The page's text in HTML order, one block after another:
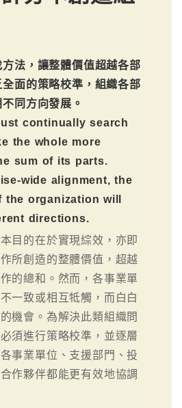
法，讓整體價值超越各部
面的策略校準，組織各部
同方向發展。
continually search
the whole more
sum of its parts.
wide alignment, the
organization will
directions.
目的在於實現綜效，亦即
所創造的整體價值，超越
的總和。然而，各事業單
一致或相互牴觸，而白白
機會。為解決此類組織問
須進行策略校準，並逐層
事業單位、支援部門、投
作夥伴都能更有效地協調